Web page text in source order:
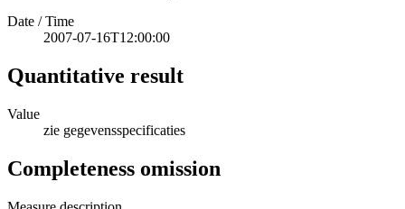
Date / Time
2007-07-16T12:00:00
Quantitative result
Value
zie gegevensspecificaties
Completeness omission